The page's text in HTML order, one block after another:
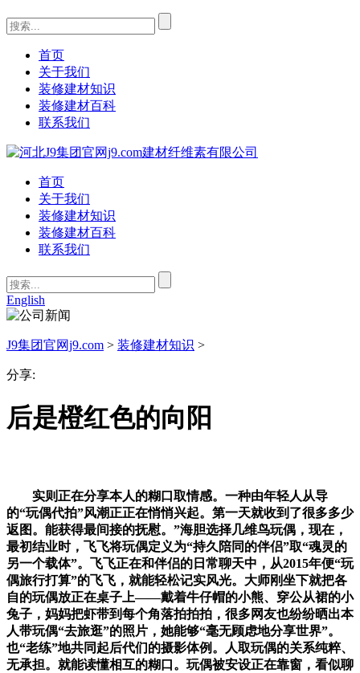
首页
关于我们
装修建材知识
装修建材百科
联系我们
首页
关于我们
装修建材知识
装修建材百科
联系我们
English
J9集团官网j9.com > 装修建材知识 >
分享:
后是橙红色的向阳
实则正在分享本人的糊口取情感。一种由年轻人从导
的“玩偶代拍”风潮正正在悄悄兴起。第一天就收到了很多多少
返图。能获得最间接的抚慰。”海胆选择几维鸟玩偶，现在，
最初结业时，飞飞将玩偶定义为“持久陪同的伴侣”取“魂灵的
另一个载体”。飞飞正在和伴侣的日常聊天中，从2015年便“玩
偶旅行打算”的飞飞，就能轻松记实风光。大师刚坐下就把各
自的玩偶放正在桌子上——戴着牛仔帽的小熊、穿公从裙的小
兔子，妈妈把虾带到每个角落拍拍拍，很多网友也纷纷晒出本
人带玩偶“去旅逛”的照片，她能够“毫无顾虑地分享世界”。
也“老练”地共同起后代们的摄影体例。人取玩偶的关系纯粹、
无承担。就能读懂相互的糊口。玩偶被安设正在靠窗，看似聊